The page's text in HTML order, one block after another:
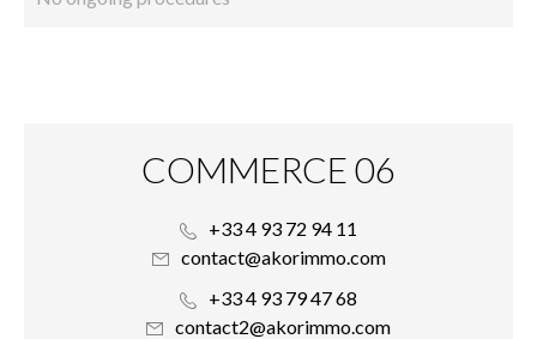
COMMERCE 06
+33 4 93 72 94 11
contact@akorimmo.com
+33 4 93 79 47 68
contact2@akorimmo.com